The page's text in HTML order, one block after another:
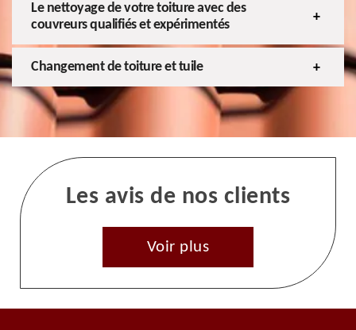
Le nettoyage de votre toiture avec des
couvreurs qualifiés et expérimentés
Changement de toiture et tuile
Les avis de nos clients
Voir plus